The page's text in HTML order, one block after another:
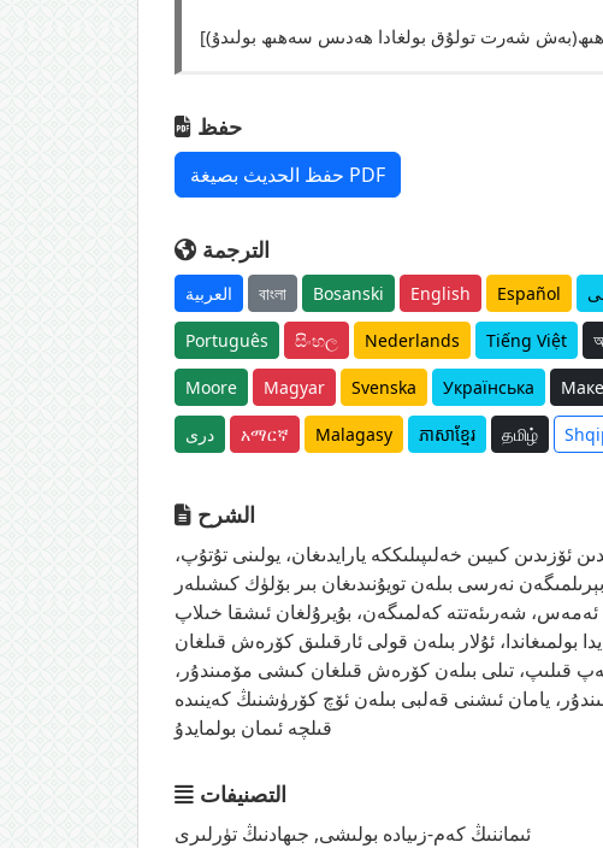
حفظ
حفظ الحديث بصيغة PDF
الترجمة
العربية বাংলা Bosanski English Español
Português සිංහල Nederlands Tiếng Việt
Moore Magyar Svenska Українська
دری አማርኛ Malagasy ភាសាខ្មែរ தமிழ்
الشرح
ئۆزىدىن كىيىن خەلىپىلىككە يارايدىغان، يولىنى تۇتۇپ،
نەرسى بىلەن تويۇنىدىغان بىر بۆلۈك كىشىلەر
ئەمەس، شەرىئەتتە كەلمىگەن، بۇيرۇلغان ئىشقا خىلاپ
بولمىغاندا، ئۇلار بىلەن قولى ئارقىلىق كۆرەش قىلغان
قىلىپ، تىلى بىلەن كۆرەش قىلغان كىشى مۆمىندۇر،
يامان ئىشنى قەلبى بىلەن ئۆچ كۆرۈشنىڭ كەينىدە
قىلچە ئىمان بولمايدۇ
التصنيفات
ئىماننىڭ كەم-زىيادە بولىشى, جىھادنىڭ تۈرلىرى